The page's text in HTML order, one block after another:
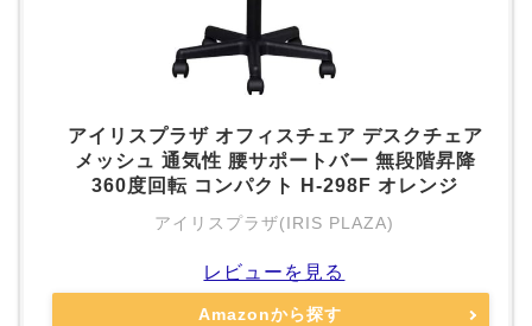
アイリスプラザ オフィスチェア デスクチェア
メッシュ 通気性 腰サポートバー 無段階昇降
360度回転 コンパクト H-298F オレンジ
アイリスプラザ(IRIS PLAZA)
レビューを見る
Amazonから探す